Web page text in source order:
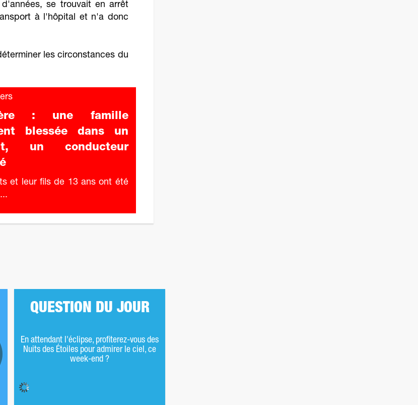
se trouvait en arrêt
à l'hôpital et n'a donc
les circonstances du
: une famille
blessée dans un
un conducteur
et leur fils de 13 ans ont été
QUESTION DU JOUR
En attendant l'éclipse, profiterez-vous des
Nuits des Étoiles pour admirer le ciel, ce
week-end ?